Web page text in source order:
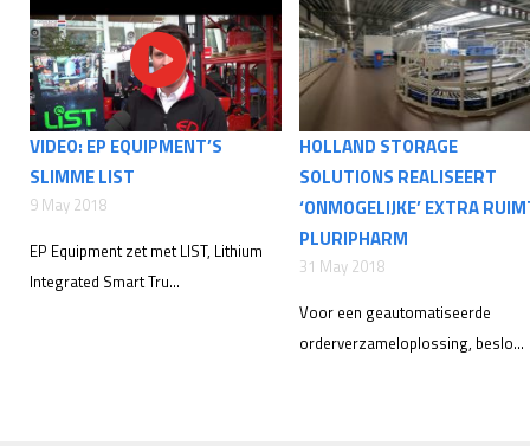
VIDEO: EP EQUIPMENT’S
SLIMME LIST
9 May 2018
EP Equipment zet met LIST, Lithium
Integrated Smart Tru...
HOLLAND STORAGE
SOLUTIONS REALISEERT
‘ONMOGELIJKE’ EXTRA
PLURIPHARM
31 May 2018
Voor een geautomatiseerde
orderverzameloplossing, beslo...